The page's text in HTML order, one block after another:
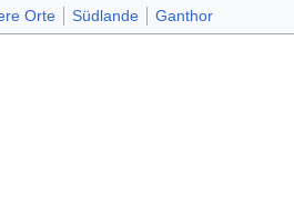
Orte Südlande Ganthor